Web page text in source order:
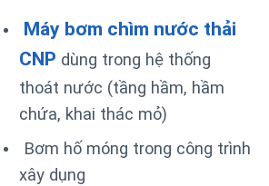
Máy bơm chìm nước thải
CNP dùng trong hệ thống
thoát nước (tầng hầm, hầm
chứa, khai thác mỏ)
Bơm hố móng trong công trình
xây dụng